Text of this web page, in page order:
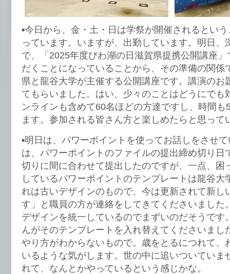
▪️今日から、金・土・日は学祭が開催されるとい
っています。いますが、出勤しています。明日、
で、「2025年度びわ湖の日滋賀県提携公開講座
だくことになっていることから、その準備の関係
県と龍谷大学が主催する公開講座です。講演のお
てもらいました。はい、少々のことはどうにでも
ンラインも含めて60名ほどの方達ですし、時間
ます。参加される皆さん方と楽しめたらと思って
▪️明日は、パワーポイントを使ってお話しをさせ
は、パワーポイントのファイルの提出締め切り日
切りに間に合わせて提出したのですが、一点、
しているパワーポイントのテンプレートは龍谷大
れは古いデザインのもので、今は更新されて新し
す」と職員の方が連絡をしてきてくださいました
デザインを統一しているのでまずいのだそうです
んがそのテンプレートを入れ替えてくださいまし
やり方がわからないもので。歳をとるにつれて、
いるような気がします。世の中に追いついていま
れて、なんとかやっているという感じかな。